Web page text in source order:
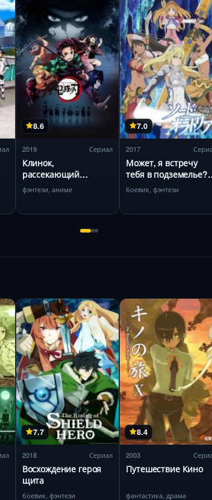
8.6
2019 Сериал
Клинок,
рассекающий
демонов
фэнтези, аниме
7.0
2017
Может, я встречу
тебя в подземелье?
Меч Оратории
боевик, фэнтези
7.7
2018 Сериал
Восхождение героя
щита
боевик, фэнтези
8.4
2003
Путешествие Кино
фантастика, драма